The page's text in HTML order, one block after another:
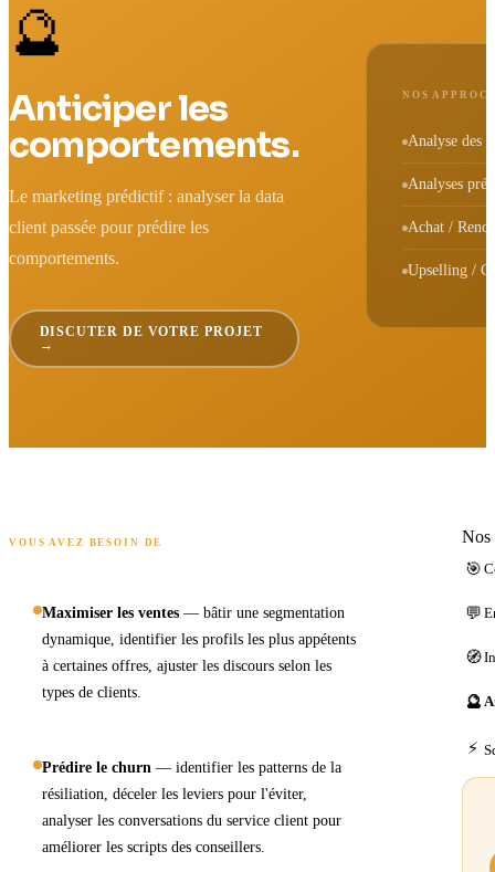
🔮
Anticiper les
comportements.
Le marketing prédictif : analyser la data
client passée pour prédire les
comportements.
DISCUTER DE VOTRE PROJET
→
NOS
Analyse des
Analyses
Achat /
Upselling /
VOUS AVEZ BESOIN DE
Maximiser les ventes — bâtir une segmentation
dynamique, identifier les profils les plus appétents
à certaines offres, ajuster les discours selon les
types de clients.
Prédire le churn — identifier les patterns de la
résiliation, déceler les leviers pour l'éviter,
analyser les conversations du service client pour
améliorer les scripts des conseillers.
Nos
🎯
💬
🧭
🔮
⚡